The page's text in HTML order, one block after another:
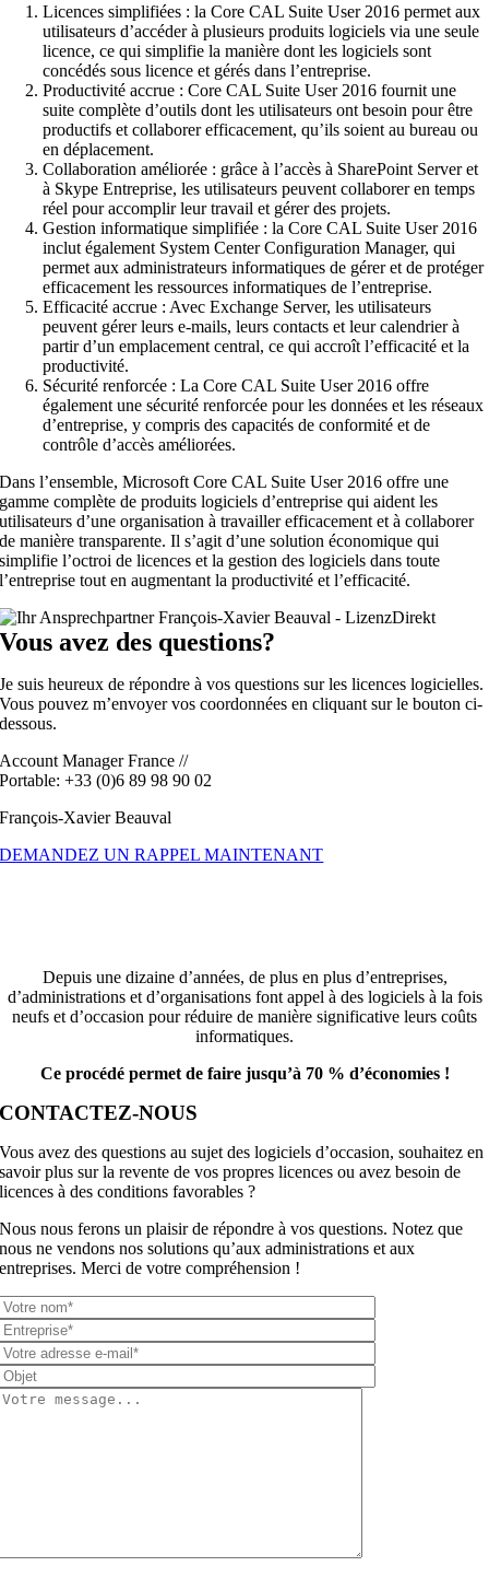
Licences simplifiées : la Core CAL Suite User 2016 permet aux
utilisateurs d’accéder à plusieurs produits logiciels via une seule
licence, ce qui simplifie la manière dont les logiciels sont
concédés sous licence et gérés dans l’entreprise.
Productivité accrue : Core CAL Suite User 2016 fournit une
suite complète d’outils dont les utilisateurs ont besoin pour être
productifs et collaborer efficacement, qu’ils soient au bureau ou
en déplacement.
Collaboration améliorée : grâce à l’accès à SharePoint Server et
à Skype Entreprise, les utilisateurs peuvent collaborer en temps
réel pour accomplir leur travail et gérer des projets.
Gestion informatique simplifiée : la Core CAL Suite User 2016
inclut également System Center Configuration Manager, qui
permet aux administrateurs informatiques de gérer et de protéger
efficacement les ressources informatiques de l’entreprise.
Efficacité accrue : Avec Exchange Server, les utilisateurs
peuvent gérer leurs e-mails, leurs contacts et leur calendrier à
partir d’un emplacement central, ce qui accroît l’efficacité et la
productivité.
Sécurité renforcée : La Core CAL Suite User 2016 offre
également une sécurité renforcée pour les données et les réseaux
d’entreprise, y compris des capacités de conformité et de
contrôle d’accès améliorées.
Dans l’ensemble, Microsoft Core CAL Suite User 2016 offre une
gamme complète de produits logiciels d’entreprise qui aident les
utilisateurs d’une organisation à travailler efficacement et à collaborer
de manière transparente. Il s’agit d’une solution économique qui
simplifie l’octroi de licences et la gestion des logiciels dans toute
l’entreprise tout en augmentant la productivité et l’efficacité.
Vous avez des questions?
Je suis heureux de répondre à vos questions sur les licences logicielles.
Vous pouvez m’envoyer vos coordonnées en cliquant sur le bouton ci-
dessous.
Account Manager France//
Portable: +33 (0)6 89 98 90 02
François-Xavier Beauval
DEMANDEZ UN RAPPEL MAINTENANT
Depuis une dizaine d’années, de plus en plus d’entreprises,
d’administrations et d’organisations font appel à des logiciels à la fois
neufs et d’occasion pour réduire de manière significative leurs coûts
informatiques.
Ce procédé permet de faire jusqu’à 70 % d’économies !
CONTACTEZ-NOUS
Vous avez des questions au sujet des logiciels d’occasion, souhaitez en
savoir plus sur la revente de vos propres licences ou avez besoin de
licences à des conditions favorables ?
Nous nous ferons un plaisir de répondre à vos questions. Notez que
nous ne vendons nos solutions qu’aux administrations et aux
entreprises. Merci de votre compréhension !